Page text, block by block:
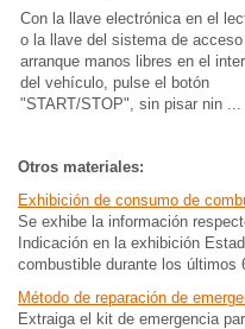
Con la llave electrónica en el
o la llave del sistema de
arranque manos libres en el
del vehículo, pulse el botón
"START/STOP", sin pisar nin ...
Otros materiales:
Exhibición de consumo de
Se exhibe la información
Indicación en la exhibición
combustible durante los
Método de reparación de
Extraiga el kit de emergencia